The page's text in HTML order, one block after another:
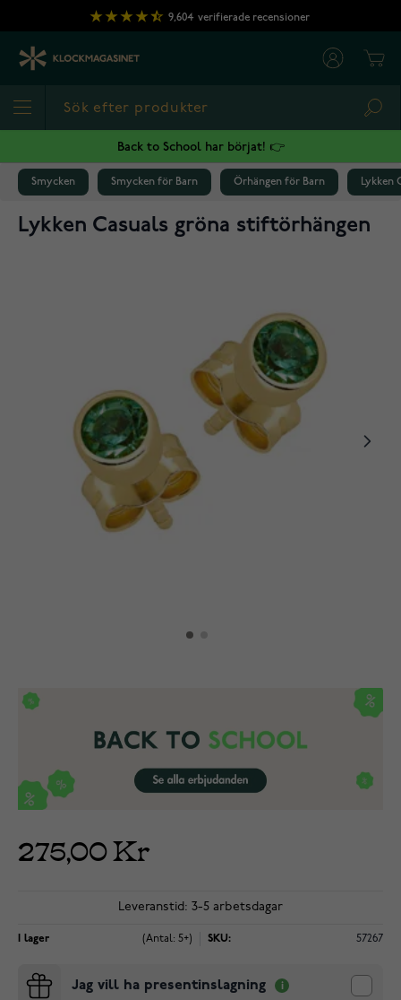
Hoppa till innehållet
9,604 verifierade recensioner
Back to School har börjat! 👉
Smycken Smycken för Barn Örhängen för Barn Lykken
Lykken Casuals gröna stiftörhängen
275,00 Kr
Leveranstid: 3-5 arbetsdagar
I lager (Antal: 5+) SKU: 57267
Jag vill ha presentinslagning